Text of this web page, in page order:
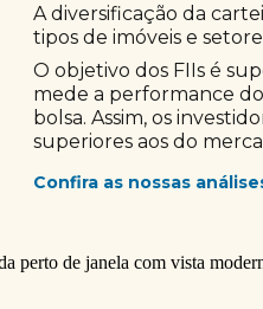
A diversificação da
tipos de imóveis e
O objetivo dos FIIs é
mede a performance
bolsa. Assim, os
superiores aos do
Confira as nossas